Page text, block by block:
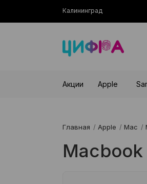
Калининград
Акции Apple
Главная / Apple / Mac /
Macbook